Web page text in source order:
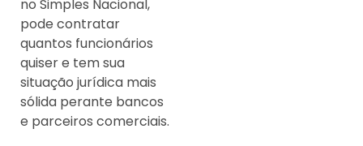
no Simples Nacional,
pode contratar
quantos funcionários
quiser e tem sua
situação jurídica mais
sólida perante bancos
e parceiros comerciais.